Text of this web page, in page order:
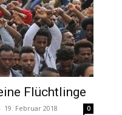
Flüchtlinge
- 19. Februar 2018 0